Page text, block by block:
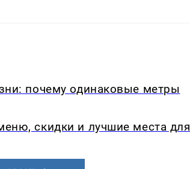
почему одинаковые метры
скидки и лучшие места для